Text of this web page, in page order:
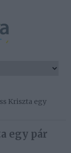
Kriszta egy
egy pár